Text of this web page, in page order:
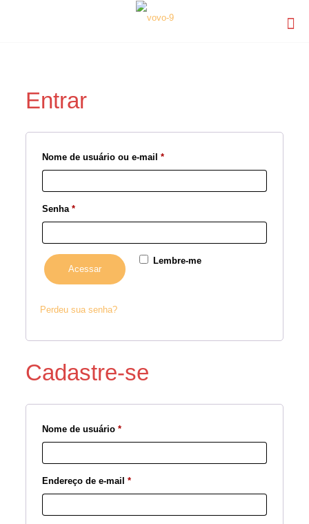
Entrar
Nome de usuário ou e-mail *
Senha *
Lembre-me
Acessar
Perdeu sua senha?
Cadastre-se
Nome de usuário *
Endereço de e-mail *